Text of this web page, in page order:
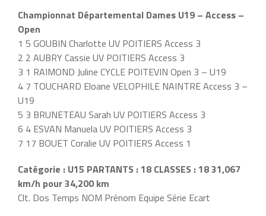
Championnat Départemental Dames U19 – Access –
Open
1 5 GOUBIN Charlotte UV POITIERS Access 3
2 2 AUBRY Cassie UV POITIERS Access 3
3 1 RAIMOND Juline CYCLE POITEVIN Open 3 – U19
4 7 TOUCHARD Eloane VELOPHILE NAINTRE Access 3 –
U19
5 3 BRUNETEAU Sarah UV POITIERS Access 3
6 4 ESVAN Manuela UV POITIERS Access 3
7 17 BOUET Coralie UV POITIERS Access 1
Catégorie : U15 PARTANTS : 18 CLASSES : 18 31,067
km/h pour 34,200 km
Clt. Dos Temps NOM Prénom Equipe Série Ecart